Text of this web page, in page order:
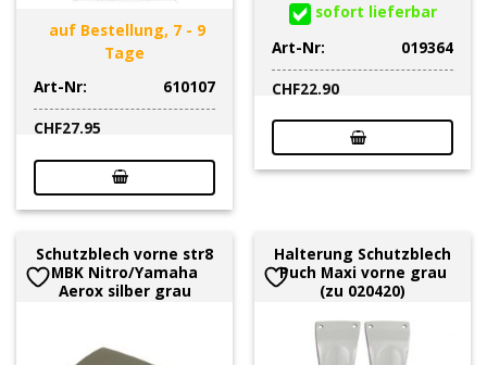
auf Bestellung, 7 - 9
Tage
Art-Nr:
610107
CHF27.95
sofort lieferbar
Art-Nr:
019364
CHF22.90
Schutzblech vorne str8
MBK Nitro/Yamaha
Aerox silber grau
Halterung Schutzblech
Puch Maxi vorne grau
(zu 020420)